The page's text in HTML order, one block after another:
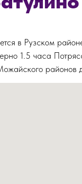
в Рузском
1.5 часа